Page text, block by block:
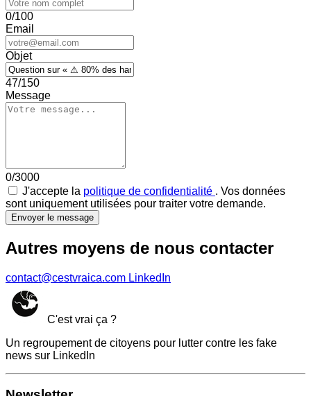
0/100
Email
Objet
47/150
Message
0/3000
J'accepte la politique de confidentialité . Vos données
sont uniquement utilisées pour traiter votre demande.
Envoyer le message
Autres moyens de nous contacter
contact@cestvraica.com LinkedIn
C'est vrai ça ?
Un regroupement de citoyens pour lutter contre les fake
news sur LinkedIn